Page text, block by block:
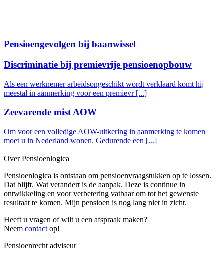
Pensioengevolgen bij baanwissel
Discriminatie bij premievrije pensioenopbouw
Als een werknemer arbeidsongeschikt wordt verklaard komt hij
meestal in aanmerking voor een premievr [...]
Zeevarende mist AOW
Om voor een volledige AOW-uitkering in aanmerking te komen
moet u in Nederland wonen. Gedurende een [...]
Over Pensioenlogica
Pensioenlogica is ontstaan om pensioenvraagstukken op te lossen.
Dat blijft. Wat verandert is de aanpak. Deze is continue in
ontwikkeling en voor verbetering vatbaar om tot het gewenste
resultaat te komen. Mijn pensioen is nog lang niet in zicht.
Heeft u vragen of wilt u een afspraak maken?
Neem contact op!
Pensioenrecht adviseur